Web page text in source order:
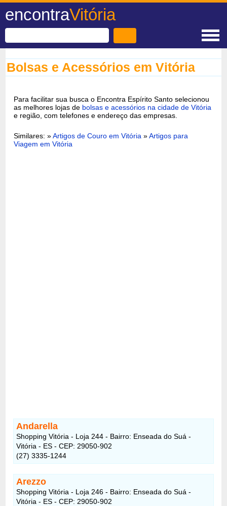
encontraVitória
Bolsas e Acessórios em Vitória
Para facilitar sua busca o Encontra Espírito Santo selecionou
as melhores lojas de bolsas e acessórios na cidade de Vitória
e região, com telefones e endereço das empresas.
Similares: »Artigos de Couro em Vitória »Artigos para
Viagem em Vitória
Andarella
Shopping Vitória - Loja 244 - Bairro: Enseada do Suá -
Vitória - ES - CEP: 29050-902
(27) 3335-1244
Arezzo
Shopping Vitória - Loja 246 - Bairro: Enseada do Suá -
Vitória - ES - CEP: 29050-902